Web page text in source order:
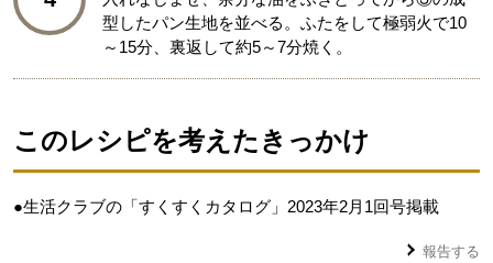
型したパン生地を並べる。ふたをして極弱火で10
～15分、裏返して約5～7分焼く。
このレシピを考えたきっかけ
●生活クラブの「すくすくカタログ」2023年2月1回号掲載
報告する